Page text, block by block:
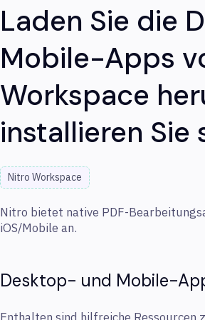
Laden Sie die
Mobile-Apps
Workspace
installieren Sie
Nitro Workspace
Nitro bietet native PDF-
iOS/Mobile an.
Desktop- und Mobile-